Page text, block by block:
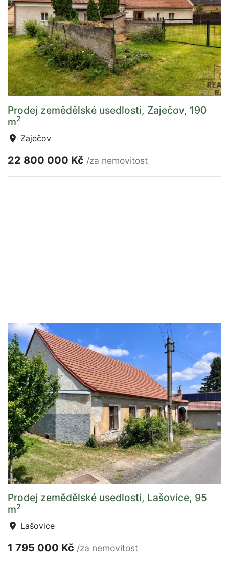
Prodej zemědělské usedlosti, Zaječov, 190
m2
Zaječov
22 800 000 Kč /za nemovitost
Prodej zemědělské usedlosti, Lašovice, 95
m2
Lašovice
1 795 000 Kč /za nemovitost